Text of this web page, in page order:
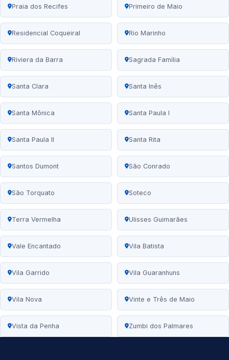
Praia dos Recifes Primeiro de Maio
Residencial Coqueiral Rio Marinho
Riviera da Barra Sagrada Família
Santa Clara Santa Inês
Santa Mônica Santa Paula I
Santa Paula II Santa Rita
Santos Dumont São Conrado
São Torquato Soteco
Terra Vermelha Ulisses Guimarães
Vale Encantado Vila Batista
Vila Garrido Vila Guaranhuns
Vila Nova Vinte e Três de Maio
Vista da Penha Zumbi dos Palmares